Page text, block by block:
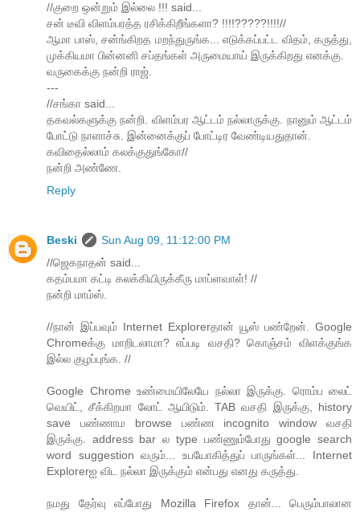
//குறை ஒன்றும் இல்லை !!! said...
சன் டீவி விளம்பரத்த ரசிக்கிறீங்களா? !!!!?????!!!!//
ஆமா பாஸ், சன்ங்கிறத மறந்துருங்க... எடுக்கப்பட்ட விதம், கருத்து,
முக்கியமா பின்னனி சப்தங்கள் அருமையாய் இருக்கிறது எனக்கு.
வருகைக்கு நன்றி ராஜ்.
---
//சங்கா said...
தகவல்களுக்கு நன்றி. விளம்பர ஆட்டம் நல்லாருக்கு. நானும் ஆட்டம்
போட்டு நாளாச்சு. இன்னைக்குப் போட்டிர வேண்டியதுதான்.
கவிதைல்லாம் கலக்குதுங்கோ//
நன்றி அண்ணே.
Reply
Beski
Sun Aug 09, 11:12:00 PM
//ஜெகநாதன் said...
கதம்பமா கட்டி கலக்கியிருக்கீரு மாப்ளவாள்! //
நன்றி மாம்ஸ்.
//நான் இப்பவும் Internet Explorerதான் யூஸ் பண்றேன். Google
Chromeக்கு மாறிடலாமா? எப்படி வசதி? ​கொஞ்சம் விளக்குங்க
இல்ல குழப்புங்க. //
Google Chrome உண்மையிலேயே நல்லா இருக்கு. ரொம்ப லைட்
வெயிட், சீக்கிறமா லோட் ஆயிடும். TAB வசதி இருக்கு, history
save பண்ணாம browse பண்ண incognito window வசதி
இருக்கு. address bar ல type பண்ணும்போது google search
word suggestion வரும்... உபயோகித்துப் பாருங்கள்... Internet
Explorerஐ விட நல்லா இருக்கும் என்பது எனது கருத்து.
நமது தேர்வு எப்போது Mozilla Firefox தான்... பெரும்பாலான